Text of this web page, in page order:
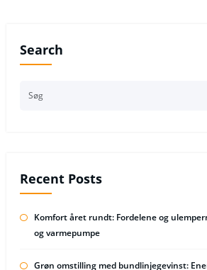
Search
Recent Posts
Komfort året rundt: Fordelene og
og varmepumpe
Grøn omstilling med bundlinjegevinst: